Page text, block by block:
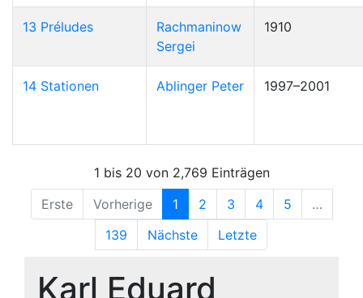
13 Préludes
Rachmaninow
Sergei
1910
14 Stationen Ablinger Peter 1997–2001
1 bis 20 von 2,769 Einträgen
Erste
Vorherige 1 2 3 4 5
…
139
Nächste Letzte
Karl Eduard